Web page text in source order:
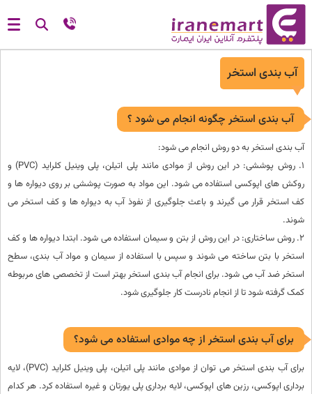
آب بندی استخر
آب بندی استخر چگونه انجام می شود ؟
آب بندی استخر به دو روش انجام می شود:
1. روش پوششی: در این روش از موادی مانند پلی اتیلن، پلی وینیل کلراید (PVC) و
روکش های اپوکسی استفاده می شود. این مواد به صورت پوششی بر روی دیواره ها و
کف استخر قرار می گیرند و باعث جلوگیری از نفوذ آب به دیواره ها و کف استخر می
شوند.
2. روش ساختاری: در این روش از بتن و سیمان استفاده می شود. ابتدا دیواره ها و کف
استخر با بتن ساخته می شوند و سپس با استفاده از سیمان و مواد آب بندی، سطح
استخر ضد آب می شود. برای انجام آب بندی استخر بهتر است از تخصصی های مربوطه
کمک گرفته شود تا از انجام نادرست کار جلوگیری شود.
برای آب بندی استخر از چه موادی استفاده می شود؟
برای آب بندی استخر می توان از موادی مانند پلی اتیلن، پلی وینیل کلراید (PVC)، لایه
برداری اپوکسی، رزین های اپوکسی، لایه برداری پلی یورتان و غیره استفاده کرد. هر کدام